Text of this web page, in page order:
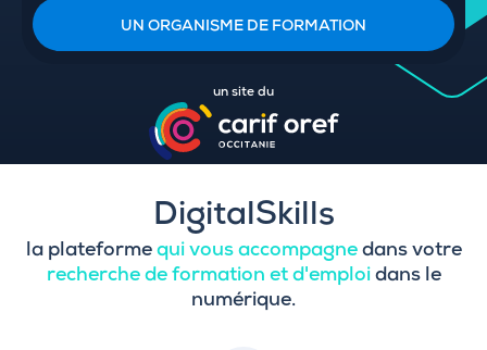
UN ORGANISME DE FORMATION
un site du
DigitalSkills
la plateforme qui vous accompagnedans votre
recherche de formation et d'emploi dans le
numérique.